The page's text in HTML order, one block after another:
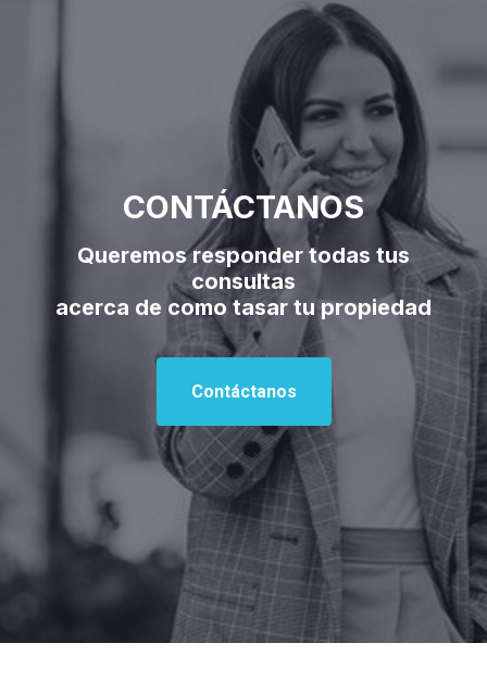
CONTÁCTANOS
Queremos responder todas tus
consultas
acerca de como tasar tu propiedad
Contáctanos